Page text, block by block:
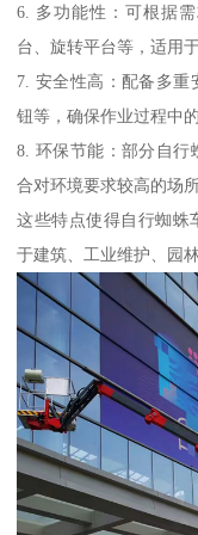
6. 多功能性：可根据
台、旋转平台等，适用
7. 安全性高：配备多
钮等，确保作业过程中的
8. 环保节能：部分自行
合对环境要求较高的场所
这些特点使得自行蜘蛛
于建筑、工业维护、园